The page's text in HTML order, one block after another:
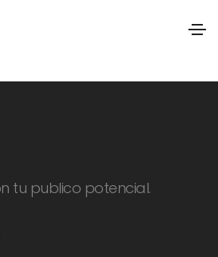
tu publico potencial.